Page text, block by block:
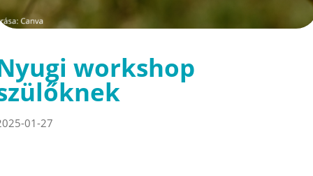
workshop
01-27